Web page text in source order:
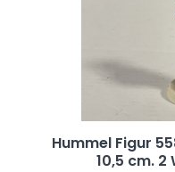
Hummel Figur
10,5 cm.